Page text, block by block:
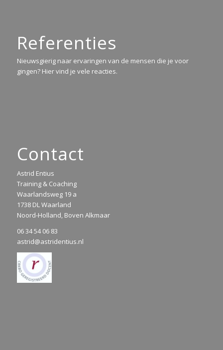
Referenties
Nieuwsgierig naar ervaringen van de mensen die je voor
gingen? Hier vind je vele reacties.
Contact
Astrid Entius
Training & Coaching
Waarlandsweg 19 a
1738 DL Waarland
Noord-Holland, Boven Alkmaar
06 34 54 06 83
astrid@astridentius.nl